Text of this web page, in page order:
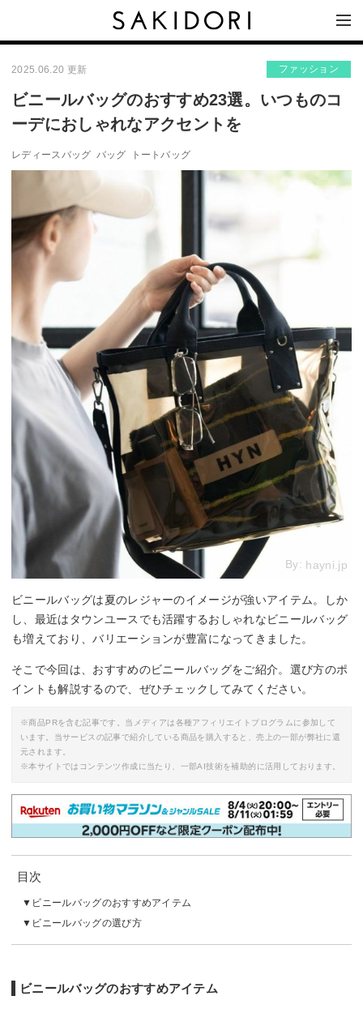
2025.06.20 更新 ファッション
ビニールバッグのおすすめ23選。いつものコ
ーデにおしゃれなアクセントを
レディースバッグ バッグ トートバッグ
By: hayni.jp
ビニールバッグは夏のレジャーのイメージが強いアイテム。しか
し、最近はタウンユースでも活躍するおしゃれなビニールバッグ
も増えており、バリエーションが豊富になってきました。
そこで今回は、おすすめのビニールバッグをご紹介。選び方のポ
イントも解説するので、ぜひチェックしてみてください。
※商品PRを含む記事です。当メディアは各種アフィリエイトプログラムに参加して
います。当サービスの記事で紹介している商品を購入すると、売上の一部が弊社に還
元されます。
※本サイトではコンテンツ作成に当たり、一部AI技術を補助的に活用しております。
目次
ビニールバッグのおすすめアイテム
ビニールバッグの選び方
ビニールバッグのおすすめアイテム